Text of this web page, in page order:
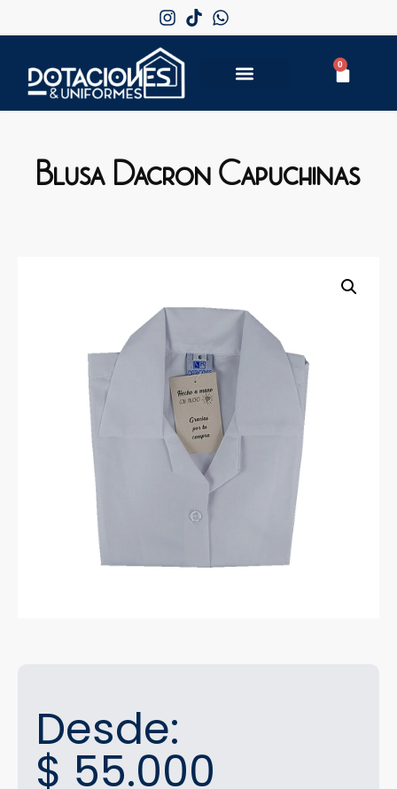
0
Blusa Dacron Capuchinas
Desde:
$ 55.000